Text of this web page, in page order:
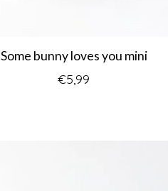
Some bunny loves you mini
€5,99